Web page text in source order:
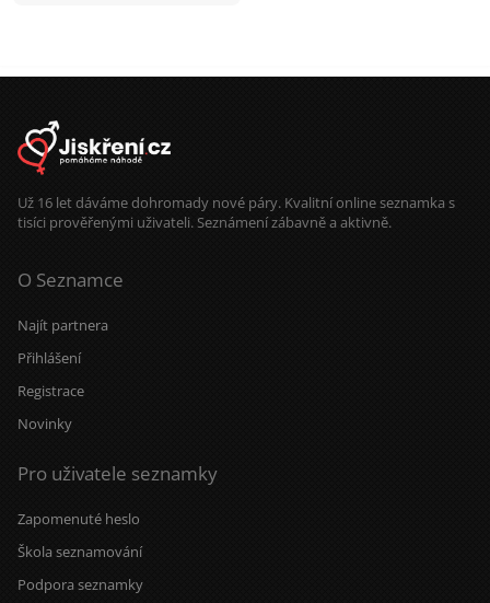
Už 16 let dáváme dohromady nové páry. Kvalitní online seznamka s
tisíci prověřenými uživateli. Seznámení zábavně a aktivně.
O Seznamce
Najít partnera
Přihlášení
Registrace
Novinky
Pro uživatele seznamky
Zapomenuté heslo
Škola seznamování
Podpora seznamky